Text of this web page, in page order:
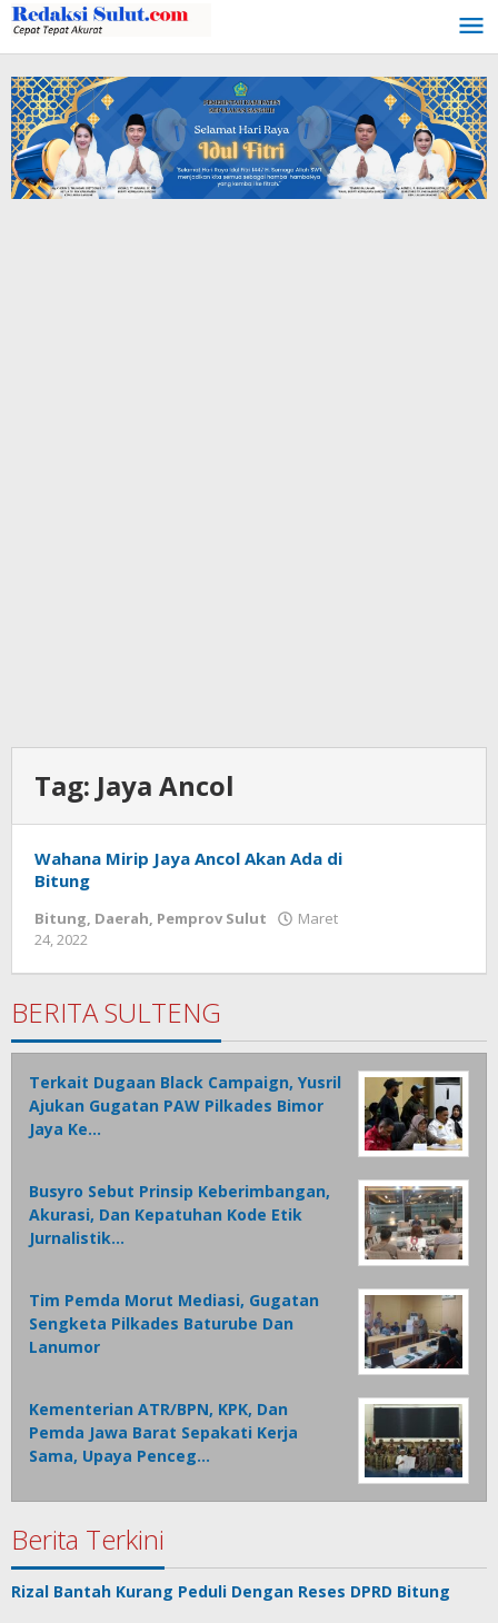
Lewati
ke
konten
Tag: Jaya Ancol
Wahana Mirip Jaya Ancol Akan Ada di
Bitung
Bitung, Daerah, Pemprov Sulut
Maret
24, 2022
BERITA SULTENG
Terkait Dugaan Black Campaign, Yusril
Ajukan Gugatan PAW Pilkades Bimor
Jaya Ke…
Busyro Sebut Prinsip Keberimbangan,
Akurasi, Dan Kepatuhan Kode Etik
Jurnalistik…
Tim Pemda Morut Mediasi, Gugatan
Sengketa Pilkades Baturube Dan
Lanumor
Kementerian ATR/BPN, KPK, Dan
Pemda Jawa Barat Sepakati Kerja
Sama, Upaya Penceg…
Berita Terkini
Rizal Bantah Kurang Peduli Dengan Reses DPRD Bitung